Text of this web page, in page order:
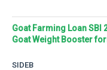
Goat Farming Loan SBI
Goat Weight Booster
SIDEB